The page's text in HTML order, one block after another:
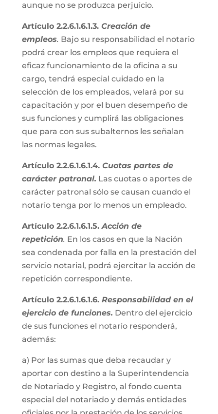
aunque no se produzca perjuicio.
Artículo 2.2.6.1.6.1.3. Creación de
empleos. Bajo su responsabilidad el notario
podrá crear los empleos que requiera el
eficaz funcionamiento de la oficina a su
cargo, tendrá especial cuidado en la
selección de los empleados, velará por su
capacitación y por el buen desempeño de
sus funciones y cumplirá las obligaciones
que para con sus subalternos les señalan
las normas legales.
Artículo 2.2.6.1.6.1.4. Cuotas partes de
carácter patronal. Las cuotas o aportes de
carácter patronal sólo se causan cuando el
notario tenga por lo menos un empleado.
Artículo 2.2.6.1.6.1.5.Acción de
repetición. En los casos en que la Nación
sea condenada por falla en la prestación del
servicio notarial, podrá ejercitar la acción de
repetición correspondiente.
Artículo 2.2.6.1.6.1.6. Responsabilidad en el
ejercicio de funciones. Dentro del ejercicio
de sus funciones el notario responderá,
además:
a) Por las sumas que deba recaudar y
aportar con destino a la Superintendencia
de Notariado y Registro, al fondo cuenta
especial del notariado y demás entidades